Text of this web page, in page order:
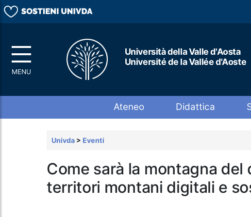
Università della Valle d'Aosta
Université de la Vallée d'Aoste
Ateneo Didattica
Univda > Eventi
Come sarà la montagna del
territori montani digitali e